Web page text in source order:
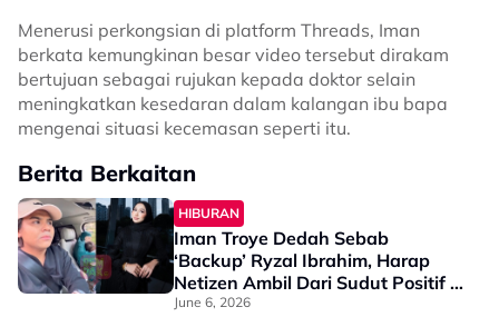
Menerusi perkongsian di platform Threads, Iman
berkata kemungkinan besar video tersebut dirakam
bertujuan sebagai rujukan kepada doktor selain
meningkatkan kesedaran dalam kalangan ibu bapa
mengenai situasi kecemasan seperti itu.
Berita Berkaitan
HIBURAN
Iman Troye Dedah Sebab
‘Backup’ Ryzal Ibrahim, Harap
Netizen Ambil Dari Sudut Positif -
“Saya Sendiri Belajar Sesuatu…”
June 6, 2026